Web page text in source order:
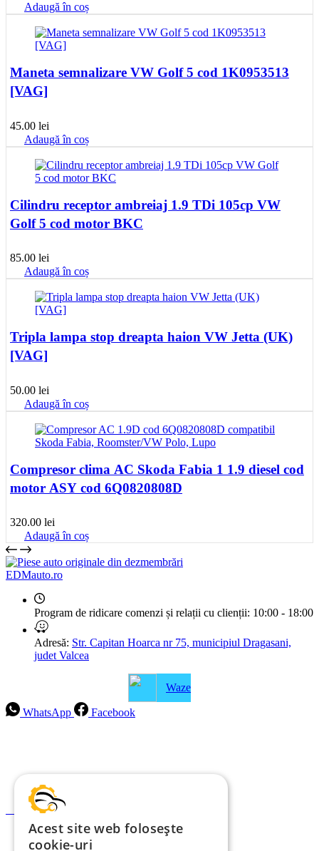
Adaugă în coș
Maneta semnalizare VW Golf 5 cod 1K0953513
[VAG]
45.00 lei
Adaugă în coș
Cilindru receptor ambreiaj 1.9 TDi 105cp VW
Golf 5 cod motor BKC
85.00 lei
Adaugă în coș
Tripla lampa stop dreapta haion VW Jetta (UK)
[VAG]
50.00 lei
Adaugă în coș
Compresor clima AC Skoda Fabia 1 1.9 diesel cod
motor ASY cod 6Q0820808D
320.00 lei
Adaugă în coș
EDMauto.ro
Program de ridicare comenzi și relații cu clienții: 10:00 - 18:00
Adresă: Str. Capitan Hoarca nr 75, municipiul Dragasani,
judet Valcea
Waze
WhatsApp
Facebook
Politica de ramburs și retur
Formular de retur
GaranțiiAcest site web folosește
cookie-uri